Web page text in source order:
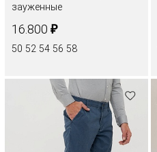
зауженные
16.800 ₽
50 52 54 56 58